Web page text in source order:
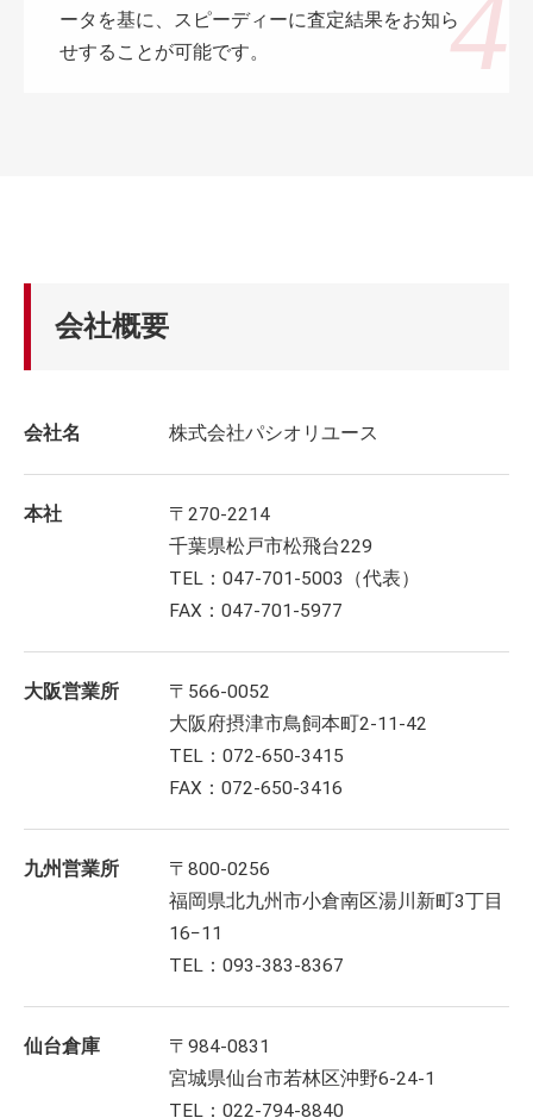
ータを基に、スピーディーに査定結果をお知ら
せすることが可能です。
会社概要
会社名 株式会社パシオリユース
本社
〒270-2214
千葉県松戸市松飛台229
TEL：047-701-5003（代表）
FAX：047-701-5977
大阪営業所
〒566-0052
大阪府摂津市鳥飼本町2-11-42
TEL：072-650-3415
FAX：072-650-3416
九州営業所
〒800-0256
福岡県北九州市小倉南区湯川新町3丁目
16−11
TEL：093-383-8367
仙台倉庫
〒984-0831
宮城県仙台市若林区沖野6-24-1
TEL：022-794-8840